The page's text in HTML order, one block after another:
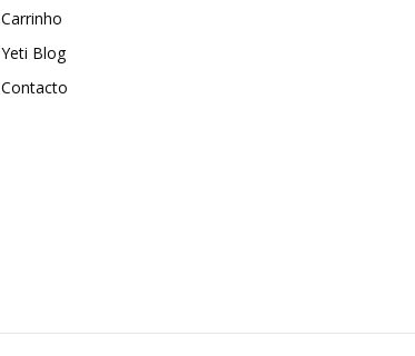
Carrinho
Yeti Blog
Contacto